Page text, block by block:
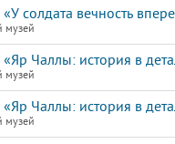
солдата вечность
музей
Чаллы: история в
музей
Чаллы: история в
музей